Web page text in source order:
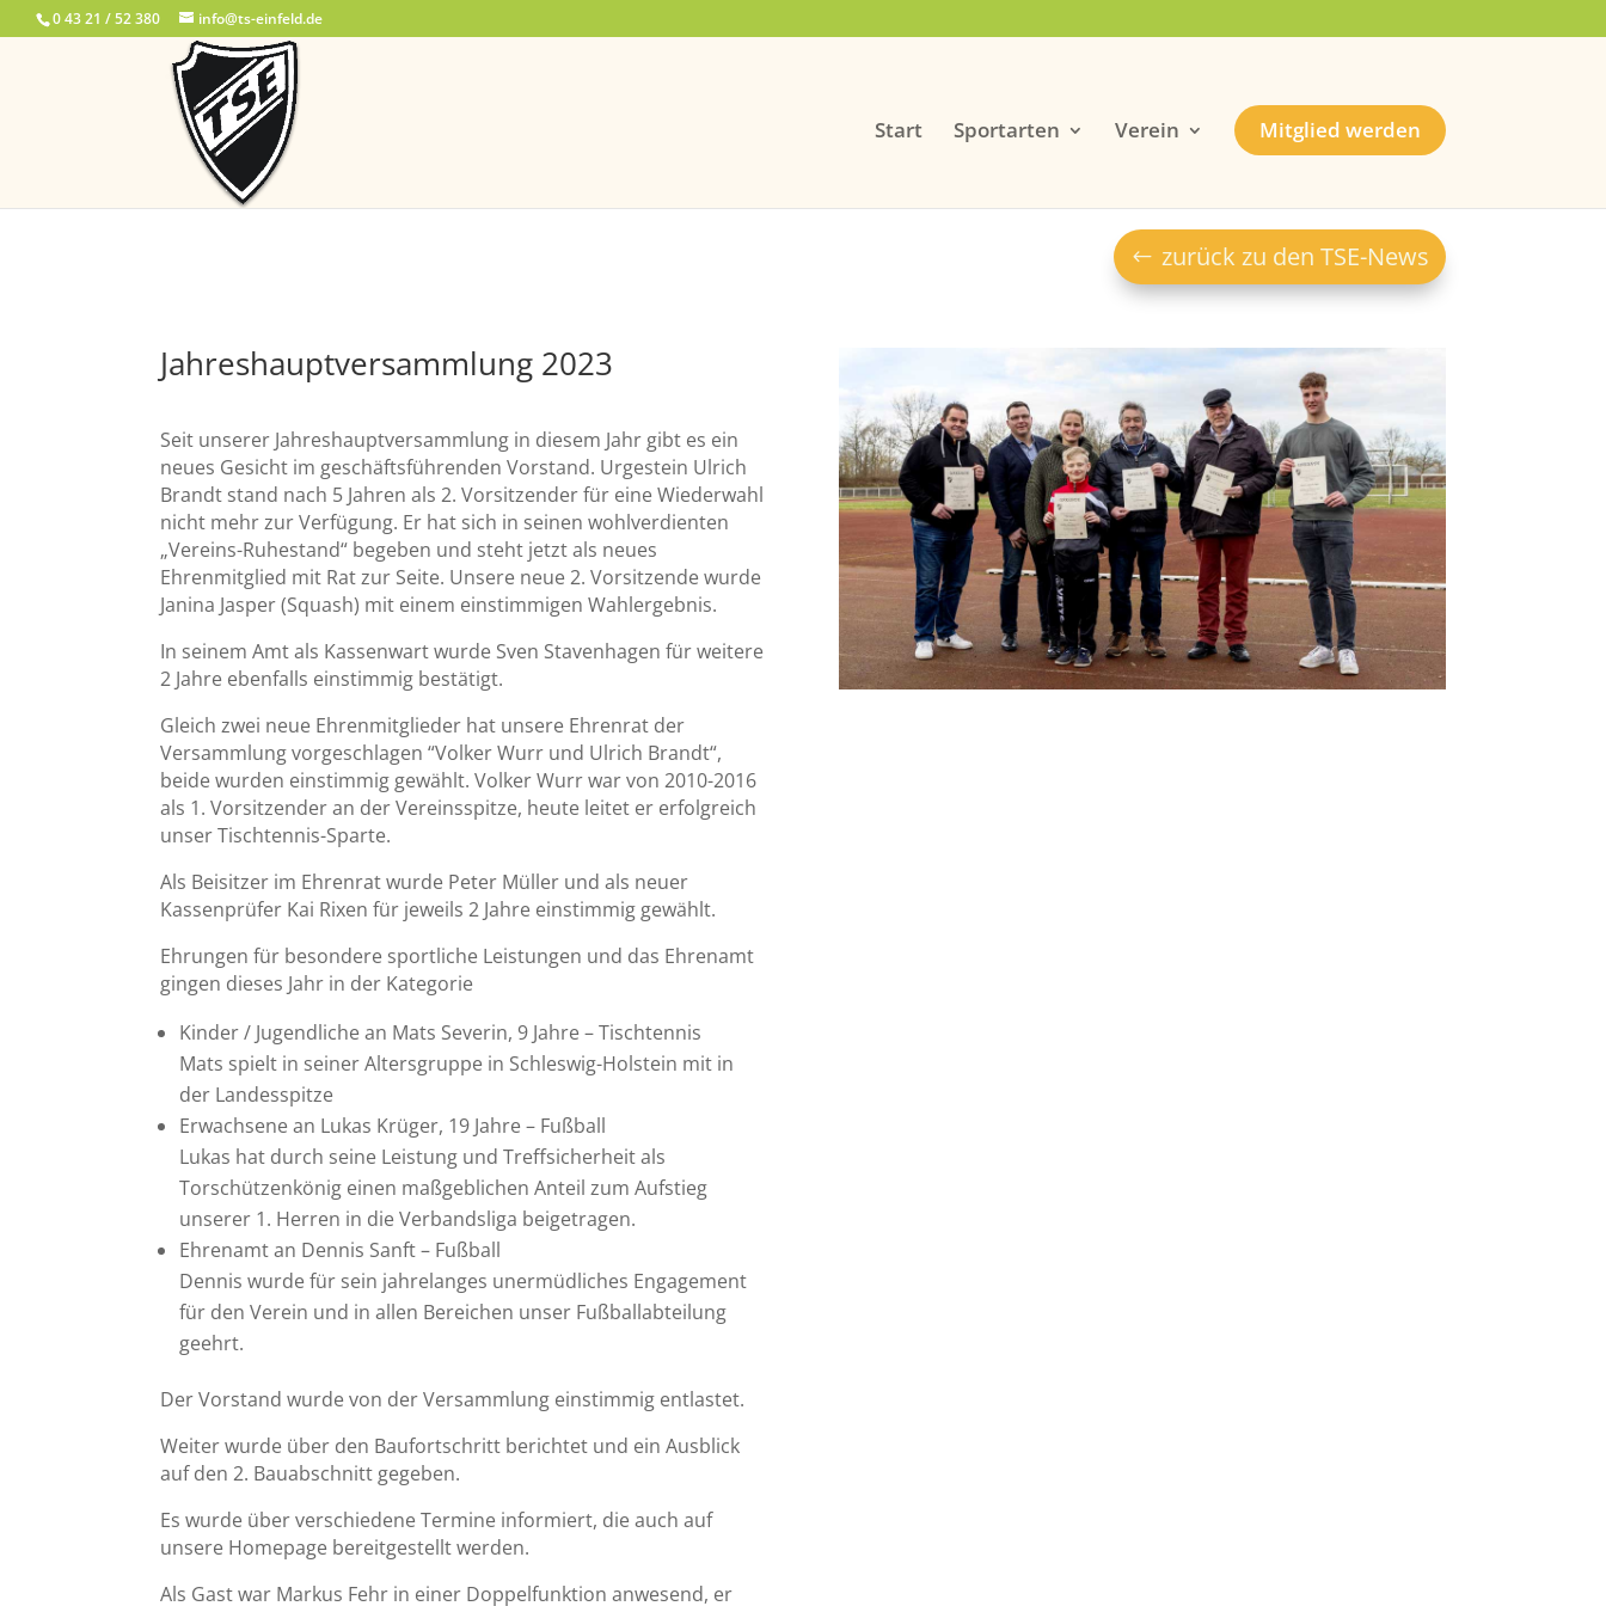
0 43 21 / 52 380 info@ts-einfeld.de
Start Sportarten Verein Mitglied werden
zurück zu den TSE-News
Jahreshauptversammlung 2023
Seit unserer Jahreshauptversammlung in diesem Jahr gibt es ein
neues Gesicht im geschäftsführenden Vorstand. Urgestein Ulrich
Brandt stand nach 5 Jahren als 2. Vorsitzender für eine Wiederwahl
nicht mehr zur Verfügung. Er hat sich in seinen wohlverdienten
„Vereins-Ruhestand“ begeben und steht jetzt als neues
Ehrenmitglied mit Rat zur Seite. Unsere neue 2. Vorsitzende wurde
Janina Jasper (Squash) mit einem einstimmigen Wahlergebnis.
In seinem Amt als Kassenwart wurde Sven Stavenhagen für weitere
2 Jahre ebenfalls einstimmig bestätigt.
Gleich zwei neue Ehrenmitglieder hat unsere Ehrenrat der
Versammlung vorgeschlagen “Volker Wurr und Ulrich Brandt“,
beide wurden einstimmig gewählt. Volker Wurr war von 2010-2016
als 1. Vorsitzender an der Vereinsspitze, heute leitet er erfolgreich
unser Tischtennis-Sparte.
Als Beisitzer im Ehrenrat wurde Peter Müller und als neuer
Kassenprüfer Kai Rixen für jeweils 2 Jahre einstimmig gewählt.
Ehrungen für besondere sportliche Leistungen und das Ehrenamt
gingen dieses Jahr in der Kategorie
Kinder / Jugendliche an Mats Severin, 9 Jahre – Tischtennis
Mats spielt in seiner Altersgruppe in Schleswig-Holstein mit in
der Landesspitze
Erwachsene an Lukas Krüger, 19 Jahre – Fußball
Lukas hat durch seine Leistung und Treffsicherheit als
Torschützenkönig einen maßgeblichen Anteil zum Aufstieg
unserer 1. Herren in die Verbandsliga beigetragen.
Ehrenamt an Dennis Sanft – Fußball
Dennis wurde für sein jahrelanges unermüdliches Engagement
für den Verein und in allen Bereichen unser Fußballabteilung
geehrt.
Der Vorstand wurde von der Versammlung einstimmig entlastet.
Weiter wurde über den Baufortschritt berichtet und ein Ausblick
auf den 2. Bauabschnitt gegeben.
Es wurde über verschiedene Termine informiert, die auch auf
unsere Homepage bereitgestellt werden.
Als Gast war Markus Fehr in einer Doppelfunktion anwesend, er